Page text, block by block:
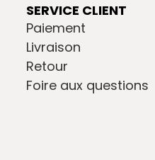
SERVICE CLIENT
Paiement
Livraison
Retour
Foire aux questions